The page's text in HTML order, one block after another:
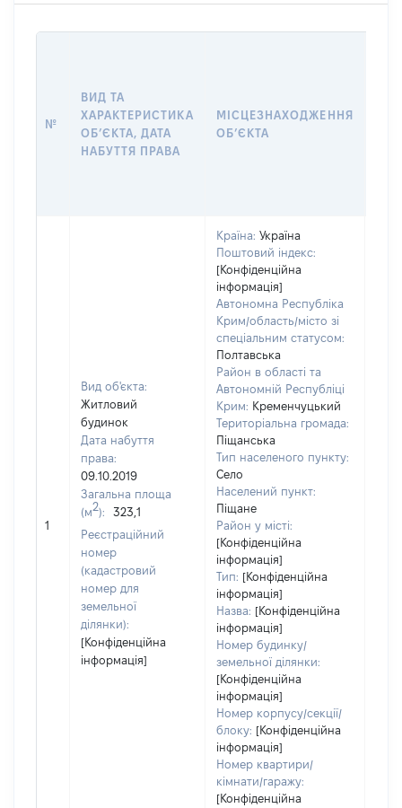
№
ВИД ТА
ХАРАКТЕРИСТИКА
ОБʼЄКТА, ДАТА
НАБУТТЯ ПРАВА
МІСЦЕЗНАХОДЖЕННЯ
ОБʼЄКТА
1
Вид об'єкта:
Житловий
будинок
Дата набуття
права:
09.10.2019
Загальна площа
(м2):
323,1
Реєстраційний
номер
(кадастровий
номер для
земельної
ділянки):
[Конфіденційна
інформація]
Країна: Україна
Поштовий індекс:
[Конфіденційна
інформація]
Автономна Республіка
Крим/область/місто зі
спеціальним статусом:
Полтавська
Район в області та
Автономній Республіці
Крим: Кременчуцький
Територіальна громада:
Піщанська
Тип населеного пункту:
Село
Населений пункт:
Піщане
Район у місті:
[Конфіденційна
інформація]
Тип: [Конфіденційна
інформація]
Назва: [Конфіденційна
інформація]
Номер будинку/
земельної ділянки:
[Конфіденційна
інформація]
Номер корпусу/секції/
блоку: [Конфіденційна
інформація]
Номер квартири/
кімнати/гаражу:
[Конфіденційна